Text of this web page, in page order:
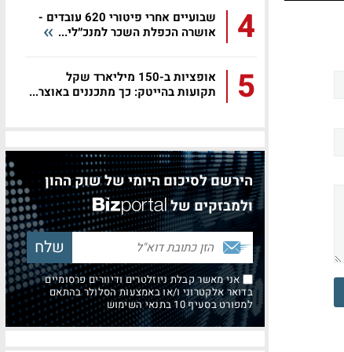
4
שבועיים אחרי פיטורי 620 עובדים -
אושרה הכפלת השכר למנכ״לי...
5
אופציות ב-150 מיליארד שקל
תקועות בהייטק: כך מתכננים באוצר...
הירשם לסיכום היומי של שוק ההון
ולמבזקים של
אני מאשר קבלת ניוזלטרים ודיוורים פרסומיים
בדואר אלקטרוני ו/או באמצעות הסלולר בהתאם
למפורט בסעיף 10 בתנאי השימוש